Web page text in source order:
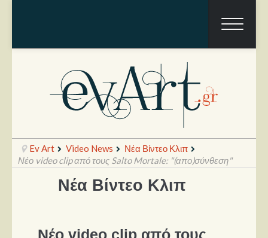
Ραπόρτο
Ev Art Video News
Νέα Βίντεο Κλιπ
Νέο video clip από τους Salto Mortale: "(απο)σύνθεση"
Νέα Βίντεο Κλιπ
Νέο video clip από τους